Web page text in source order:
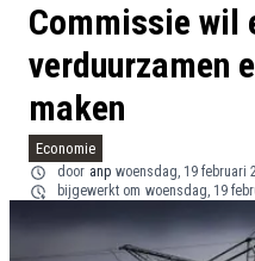
Commissie wil
verduurzamen
maken
Economie
door anp woensdag, 19 februari
bijgewerkt om woensdag, 19